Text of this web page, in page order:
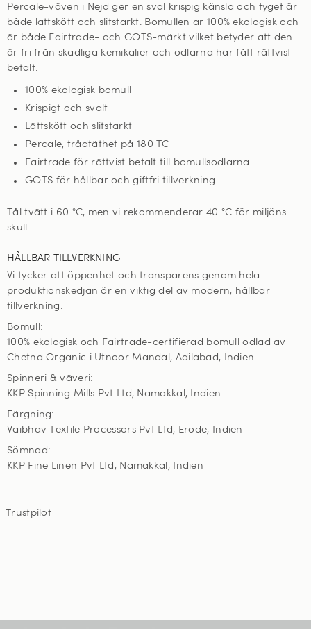
Percale-väven i Nejd ger en sval krispig känsla och tyget är
både lättskött och slitstarkt. Bomullen är 100% ekologisk och
är både Fairtrade- och GOTS-märkt vilket betyder att den
är fri från skadliga kemikalier och odlarna har fått rättvist
betalt.
100% ekologisk bomull
Krispigt och svalt
Lättskött och slitstarkt
Percale, trådtäthet på 180 TC
Fairtrade för rättvist betalt till bomullsodlarna
GOTS för hållbar och giftfri tillverkning
Tål tvätt i 60 °C, men vi rekommenderar 40 °C för miljöns
skull .
HÅLLBAR TILLVERKNING
Vi tycker att öppenhet och transparens genom hela
produktionskedjan är en viktig del av modern, hållbar
tillverkning.
Bomull:
100% ekologisk och Fairtrade-certifierad bomull odlad av
Chetna Organic i Utnoor Mandal, Adilabad, Indien.
Spinneri & väveri:
KKP Spinning Mills Pvt Ltd, Namakkal, Indien
Färgning:
Vaibhav Textile Processors Pvt Ltd, Erode, Indien
Sömnad:
KKP Fine Linen Pvt Ltd, Namakkal, Indien
Trustpilot